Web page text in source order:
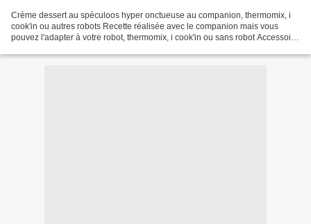
Crème dessert au spéculoos hyper onctueuse au companion, thermomix, i
cook'in ou autres robots Recette réalisée avec le companion mais vous
pouvez l'adapter à votre robot, thermomix, i cook'in ou sans robot Accessoire